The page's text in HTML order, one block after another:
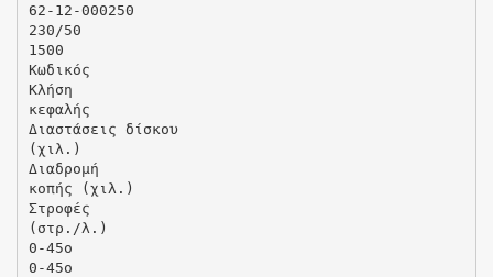
62-12-000250
230/50
1500
Κωδικός
Κλήση
κεφαλής
Διαστάσεις δίσκου
(χιλ.)
Διαδρομή
κοπής (χιλ.)
Στροφές
(στρ./λ.)
0-45ο
0-45o